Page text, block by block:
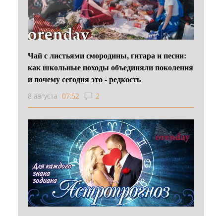
Чай с листьями смородины, гитара и песни:
как школьные походы объединяли поколения
и почему сегодня это - редкость
8 августа 07:52 2